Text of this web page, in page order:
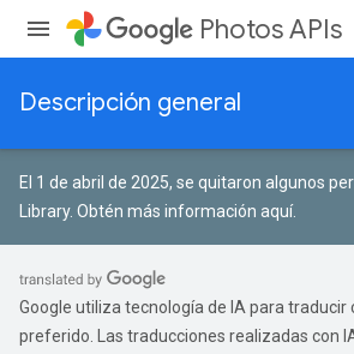
Photos APIs
Descripción general
El 1 de abril de 2025, se quitaron algunos
Library. Obtén más información aquí.
Google utiliza tecnología de IA para traducir
preferido. Las traducciones realizadas con